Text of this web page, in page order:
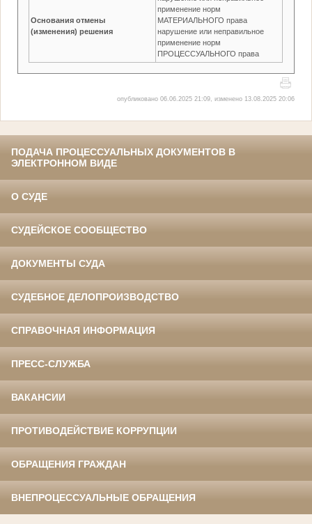
Основания отмены
(изменения) решения
применение норм
МАТЕРИАЛЬНОГО права
нарушение или неправильное
применение норм
ПРОЦЕССУАЛЬНОГО права
опубликовано 06.06.2025 21:09, изменено 13.08.2025 20:06
ПОДАЧА ПРОЦЕССУАЛЬНЫХ ДОКУМЕНТОВ В
ЭЛЕКТРОННОМ ВИДЕ
О СУДЕ
СУДЕЙСКОЕ СООБЩЕСТВО
ДОКУМЕНТЫ СУДА
СУДЕБНОЕ ДЕЛОПРОИЗВОДСТВО
СПРАВОЧНАЯ ИНФОРМАЦИЯ
ПРЕСС-СЛУЖБА
ВАКАНСИИ
ПРОТИВОДЕЙСТВИЕ КОРРУПЦИИ
ОБРАЩЕНИЯ ГРАЖДАН
ВНЕПРОЦЕССУАЛЬНЫЕ ОБРАЩЕНИЯ